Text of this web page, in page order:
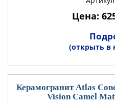
Цена:
(открыть в
Керамогранит Atlas
Vision Camel